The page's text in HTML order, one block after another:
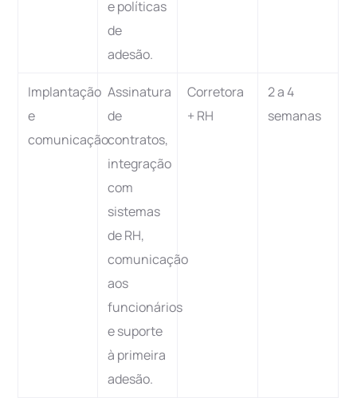
e políticas
de
adesão.
Implantação
e
comunicação
Assinatura
de
contratos,
integração
com
sistemas
de RH,
comunicação
aos
funcionários
e suporte
à primeira
adesão.
Corretora
+ RH
2 a 4
semanas